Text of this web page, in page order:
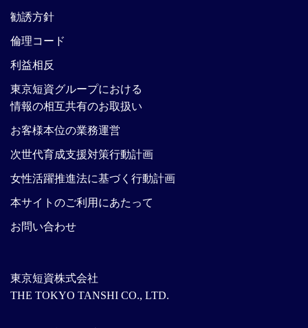
東京短資株式会社
THE TOKYO TANSHI CO., LTD.
勧誘方針
倫理コード
利益相反
東京短資グループにおける
情報の相互共有のお取扱い
お客様本位の業務運営
次世代育成支援対策行動計画
女性活躍推進法に基づく行動計画
本サイトのご利用にあたって
お問い合わせ